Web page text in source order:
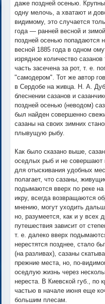
даже поздней осенью.
одну мелочь, а хватают и
видимому, это случается
года — ранней весной и
поздней осенью попадаются
весной 1885 года в одном
изрядное количество
часть засечена за рот, т. е.
"самодером". Тот же автор
в Сердобе на живца. Н. А.
блеснении сазанов и
поздней осенью (неводом)
был найден совершенно
сазаны на своих зимних
плывущую рыбу.
Как было сказано выше,
оседлых рыб и не совершают
для отыскивания удобных
полагает, что сазаны,
подымаются вверх по реке
икру, всегда возвращаются
мнению, могут уходить
но, разумеется, как и у всех
путешествия зависит от
т. е. далеко вверх
нерестятся позднее, стало
(на разливах), сазаны
прежние места, но, по-
оседлую жизнь через
нереста. В Киевской губ., по
частью в начале июня еще
большим плесам.